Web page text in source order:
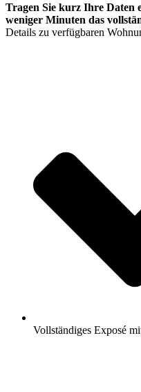
Tragen Sie kurz Ihre Daten
weniger Minuten das
Details zu verfügbaren
Vollständiges Exposé